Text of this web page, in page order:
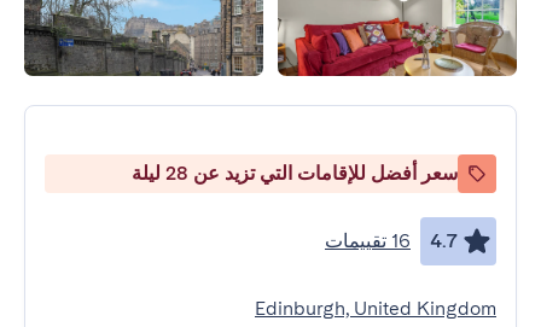
سعر أفضل للإقامات التي تزيد عن 28 ليلة
4.7 16 تقييمات
Edinburgh, United Kingdom